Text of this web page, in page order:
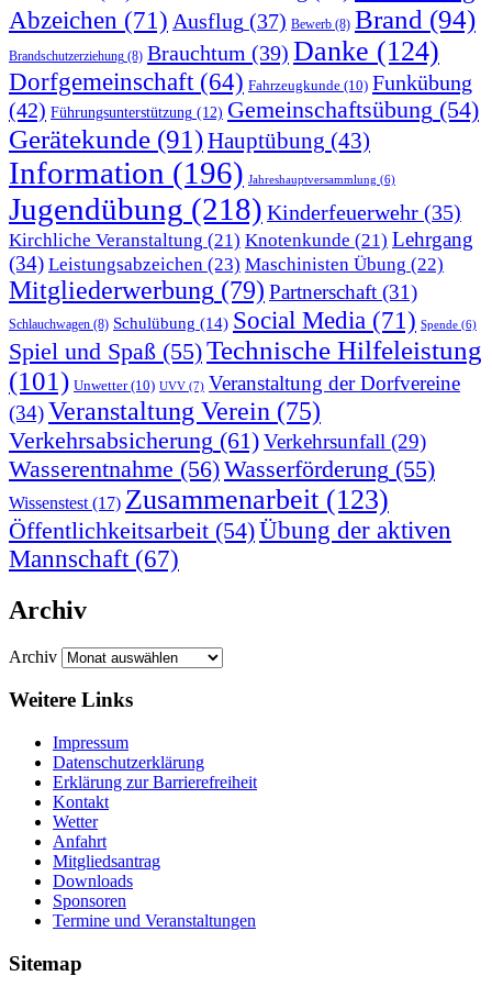
Abzeichen (71) Ausflug (37) Bewerb (8) Brand (94)
Brandschutzerziehung (8) Brauchtum (39) Danke (124)
Dorfgemeinschaft (64) Fahrzeugkunde (10) Funkübung
(42) Führungsunterstützung (12) Gemeinschaftsübung (54)
Gerätekunde (91)Hauptübung (43)
Information (196) Jahreshauptversammlung (6)
Jugendübung (218) Kinderfeuerwehr (35)
Kirchliche Veranstaltung (21) Knotenkunde (21) Lehrgang
(34) Leistungsabzeichen (23) Maschinisten Übung (22)
Mitgliederwerbung (79) Partnerschaft (31)
Schlauchwagen (8) Schulübung (14) Social Media (71) Spende (6)
Spiel und Spaß (55)Technische Hilfeleistung
(101) Unwetter(10) UVV (7) Veranstaltung der Dorfvereine
(34)Veranstaltung Verein (75)
Verkehrsabsicherung (61)Verkehrsunfall (29)
Wasserentnahme (56)Wasserförderung (55)
Wissenstest (17) Zusammenarbeit (123)
Öffentlichkeitsarbeit (54)Übung der aktiven
Mannschaft (67)
Archiv
Archiv
Weitere Links
Impressum
Datenschutzerklärung
Erklärung zur Barriere­frei­heit
Kontakt
Wetter
Anfahrt
Mitgliedsantrag
Downloads
Sponsoren
Termine und Veranstaltungen
Sitemap